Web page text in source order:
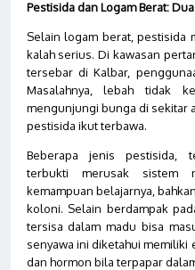
Pestisida dan Logam Berat:
Selain logam berat, pestisida
kalah serius. Di kawasan
tersebar di Kalbar,
Masalahnya, lebah tidak
mengunjungi bunga di sekitar
pestisida ikut terbawa.
Beberapa jenis pestisida,
terbukti merusak sistem
kemampuan belajarnya,
koloni. Selain berdampak
tersisa dalam madu bisa
senyawa ini diketahui
dan hormon bila terpapar